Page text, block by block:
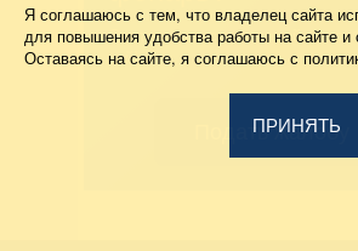
Столкнулись с проблемой —
ней!
Подать жалобу
Я соглашаюсь с тем, что владелец сайта
для повышения удобства работы на сайте
Оставаясь на сайте, я соглашаюсь с
ПРИНЯТЬ